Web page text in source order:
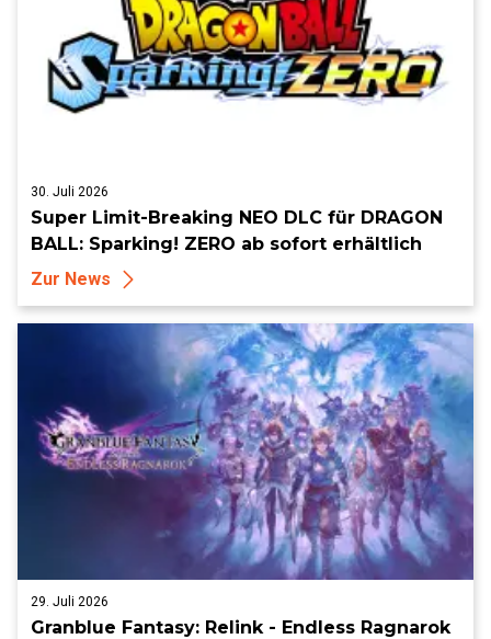
30. Juli 2026
Super Limit-Breaking NEO DLC für DRAGON
BALL: Sparking! ZERO ab sofort erhältlich
Zur News
29. Juli 2026
Granblue Fantasy: Relink - Endless Ragnarok